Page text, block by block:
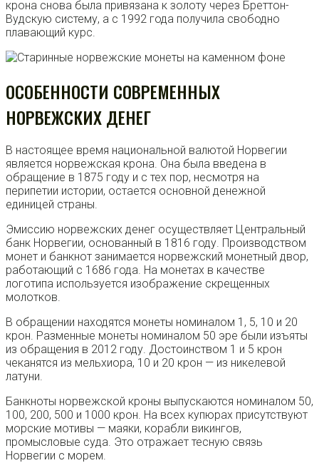
крона снова была привязана к золоту через Бреттон-
Вудскую систему, а с 1992 года получила свободно
плавающий курс.
ОСОБЕННОСТИ СОВРЕМЕННЫХ
НОРВЕЖСКИХ ДЕНЕГ
В настоящее время национальной валютой Норвегии
является норвежская крона. Она была введена в
обращение в 1875 году и с тех пор, несмотря на
перипетии истории, остается основной денежной
единицей страны.
Эмиссию норвежских денег осуществляет Центральный
банк Норвегии, основанный в 1816 году. Производством
монет и банкнот занимается норвежский монетный двор,
работающий с 1686 года. На монетах в качестве
логотипа используется изображение скрещенных
молотков.
В обращении находятся монеты номиналом 1, 5, 10 и 20
крон. Разменные монеты номиналом 50 эре были изъяты
из обращения в 2012 году. Достоинством 1 и 5 крон
чеканятся из мельхиора, 10 и 20 крон — из никелевой
латуни.
Банкноты норвежской кроны выпускаются номиналом 50,
100, 200, 500 и 1000 крон. На всех купюрах присутствуют
морские мотивы — маяки, корабли викингов,
промысловые суда. Это отражает тесную связь
Норвегии с морем.